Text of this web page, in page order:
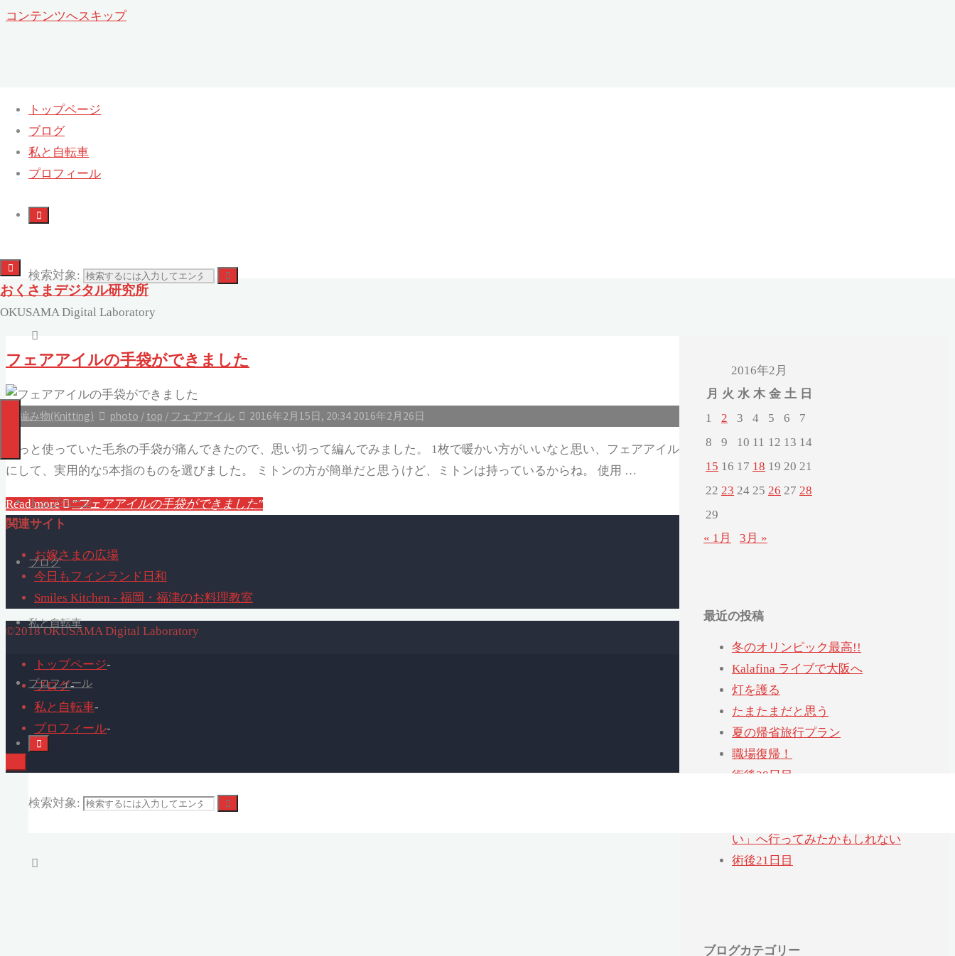
コンテンツへスキップ
トップページ
ブログ
私と自転車
プロフィール
検索対象:
おくさまデジタル研究所
OKUSAMA Digital Laboratory
トップページ
ブログ
私と自転車
プロフィール
検索対象:
日:2016年2月15日
ホーム 2016
フェアアイルの手袋ができました
編み物(Knitting) photo / top / フェアアイル 2016年2月15日, 20:34 2016年2月26日
ずっと使っていた毛糸の手袋が痛んできたので、思い切って編んでみました。 1枚で暖かい方がいいなと思い、フェアアイル
にして、実用的な5本指のものを選びました。 ミトンの方が簡単だと思うけど、ミトンは持っているからね。 使用 …
Read more "フェアアイルの手袋ができました"
2016年2月
月 火 水 木 金 土 日
1
2 3 4 5 6
7
8
9 10 11 12 13 14
15 16 17 18 19 20 21
22 23 24 25 26 27 28
29
« 1月
3月 »
最近の投稿
冬のオリンピック最高!!
Kalafina ライブで大阪へ
灯を護る
たまたまだと思う
夏の帰省旅行プラン
職場復帰！
術後28日目
い」へ行ってみたかもしれない
術後21日目
ブログカテゴリー
関連サイト
お嫁さまの広場
今日もフィンランド日和
Smiles Kitchen - 福岡・福津のお料理教室
©2018 OKUSAMA Digital Laboratory
トップページ-
ブログ-
私と自転車-
プロフィール-